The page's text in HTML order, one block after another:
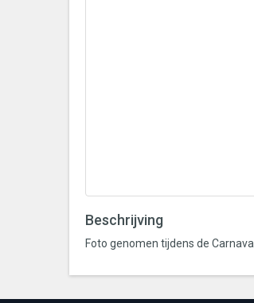
Beschrijving
Foto genomen tijdens de Carnaval